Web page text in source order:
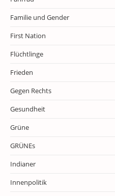
Familie und Gender
First Nation
Flüchtlinge
Frieden
Gegen Rechts
Gesundheit
Grüne
GRÜNEs
Indianer
Innenpolitik